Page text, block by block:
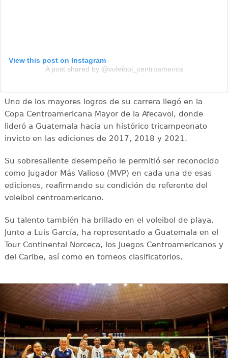
View this post on Instagram
A post shared by @voleibol_centroamerica
Uno de los mayores logros de su carrera llegó en la
Copa Centroamericana Mayor de la Afecavol, donde
lideró a Guatemala hacia un histórico tricampeonato
invicto en las ediciones de 2017, 2018 y 2021.
Su sobresaliente desempeño le permitió ser reconocido
como Jugador Más Valioso (MVP) en cada una de esas
ediciones, reafirmando su condición de referente del
voleibol centroamericano.
Su talento también ha brillado en el voleibol de playa.
Junto a Luis García, ha representado a Guatemala en el
Tour Continental Norceca, los Juegos Centroamericanos y
del Caribe, así como en torneos clasificatorios.